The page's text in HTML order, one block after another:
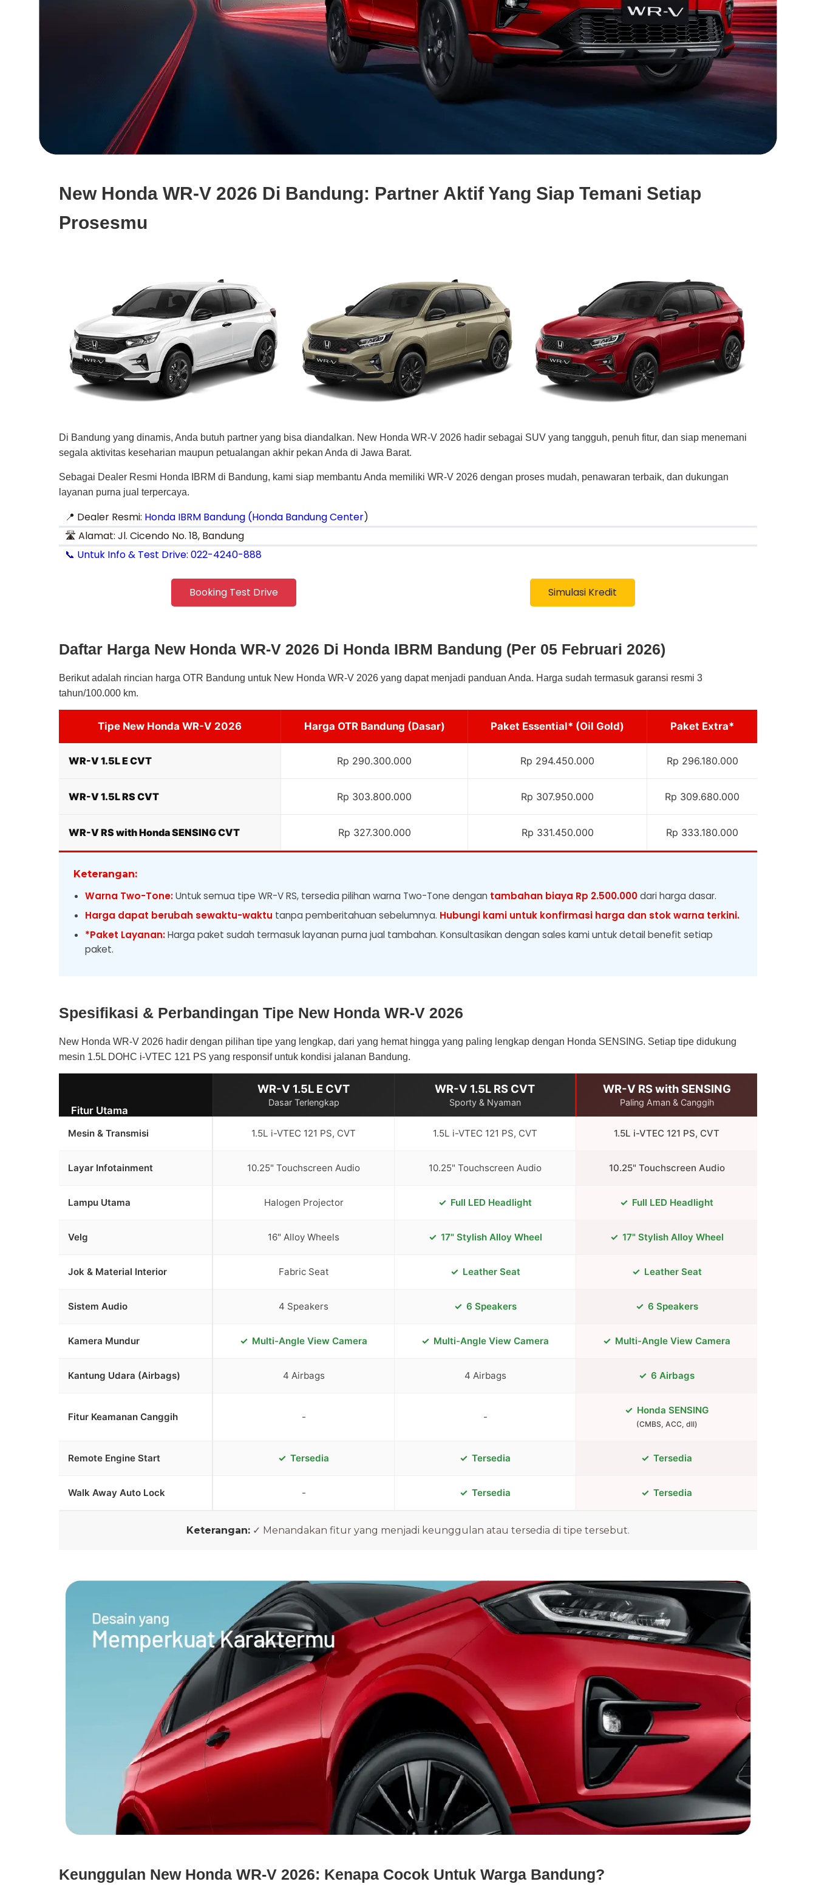
New Honda WR-V 2026 Di Bandung: Partner Aktif Yang Siap Temani Setiap
Prosesmu
Di Bandung yang dinamis, Anda butuh partner yang bisa diandalkan. New Honda WR-V 2026 hadir sebagai SUV yang tangguh, penuh fitur, dan siap menemani
segala aktivitas keseharian maupun petualangan akhir pekan Anda di Jawa Barat.
Sebagai Dealer Resmi Honda IBRM di Bandung, kami siap membantu Anda memiliki WR-V 2026 dengan proses mudah, penawaran terbaik, dan dukungan
layanan purna jual terpercaya.
📍 Dealer Resmi: Honda IBRM Bandung (Honda Bandung Center)
🛣️ Alamat: Jl. Cicendo No. 18, Bandung
📞 Untuk Info & Test Drive: 022-4240-888
Booking Test Drive Simulasi Kredit
Daftar Harga New Honda WR-V 2026 Di Honda IBRM Bandung (Per 05 Februari 2026)
Berikut adalah rincian harga OTR Bandung untuk New Honda WR-V 2026 yang dapat menjadi panduan Anda. Harga sudah termasuk garansi resmi 3
tahun/100.000 km.
Tipe New Honda WR-V 2026 Harga OTR Bandung (Dasar) Paket Essential* (Oil Gold) Paket Extra*
WR-V 1.5L E CVT Rp 290.300.000 Rp 294.450.000 Rp 296.180.000
WR-V 1.5L RS CVT Rp 303.800.000 Rp 307.950.000 Rp 309.680.000
WR-V RS with Honda SENSING CVT Rp 327.300.000 Rp 331.450.000 Rp 333.180.000
Keterangan:
Warna Two-Tone:Untuk semua tipe WR-V RS, tersedia pilihan warna Two-Tone dengan tambahan biaya Rp 2.500.000dari harga dasar.
Harga dapat berubah sewaktu-waktu tanpa pemberitahuan sebelumnya. Hubungi kami untuk konfirmasi harga dan stok warna terkini.
*Paket Layanan:Harga paket sudah termasuk layanan purna jual tambahan. Konsultasikan dengan sales kami untuk detail benefit setiap
paket.
Spesifikasi & Perbandingan Tipe New Honda WR-V 2026
New Honda WR-V 2026 hadir dengan pilihan tipe yang lengkap, dari yang hemat hingga yang paling lengkap dengan Honda SENSING. Setiap tipe didukung
mesin 1.5L DOHC i-VTEC 121 PS yang responsif untuk kondisi jalanan Bandung.
Fitur Utama
WR-V 1.5L E CVT
Dasar Terlengkap
WR-V 1.5L RS CVT
Sporty & Nyaman
WR-V RS with SENSING
Paling Aman & Canggih
Mesin & Transmisi 1.5L i-VTEC 121 PS, CVT 1.5L i-VTEC 121 PS, CVT 1.5L i-VTEC 121 PS, CVT
Layar Infotainment 10.25" Touchscreen Audio 10.25" Touchscreen Audio 10.25" Touchscreen Audio
Lampu Utama Halogen Projector Full LED Headlight Full LED Headlight
Velg 16" Alloy Wheels 17" Stylish Alloy Wheel 17" Stylish Alloy Wheel
Jok & Material Interior Fabric Seat Leather Seat Leather Seat
Sistem Audio 4 Speakers 6 Speakers 6 Speakers
Kamera Mundur Multi-Angle View Camera Multi-Angle View Camera Multi-Angle View Camera
Kantung Udara (Airbags) 4 Airbags 4 Airbags 6 Airbags
Fitur Keamanan Canggih - -
Honda SENSING
(CMBS, ACC, dll)
Remote Engine Start Tersedia Tersedia Tersedia
Walk Away Auto Lock - Tersedia Tersedia
Keterangan: ✓ Menandakan fitur yang menjadi keunggulan atau tersedia di tipe tersebut.
Keunggulan New Honda WR-V 2026: Kenapa Cocok Untuk Warga Bandung?